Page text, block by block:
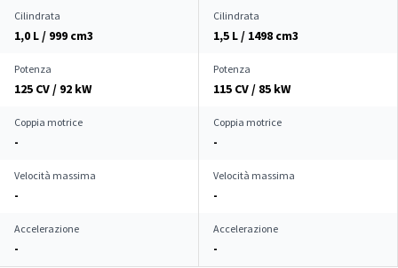
Cilindrata
1,0 L / 999 cm3
Cilindrata
1,5 L / 1498 cm3
Potenza
125 CV / 92 kW
Potenza
115 CV / 85 kW
Coppia motrice
-
Coppia motrice
-
Velocità massima
-
Velocità massima
-
Accelerazione
-
Accelerazione
-